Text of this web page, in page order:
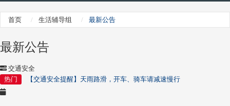
首页 生活辅导组 最新公告
最新公告
交通安全
热门
【交通安全提醒】天雨路滑，开车、骑车请减速慢行